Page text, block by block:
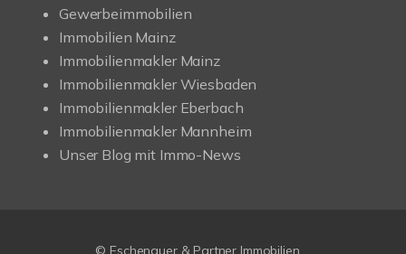
Gewerbeimmobilien
Immobilien Mainz
Immobilienmakler Mainz
Immobilienmakler Wiesbaden
Immobilienmakler Eberbach
Immobilienmakler Mannheim
Unser Blog mit Immo-News
© Eschenauer & Partner Immobilien